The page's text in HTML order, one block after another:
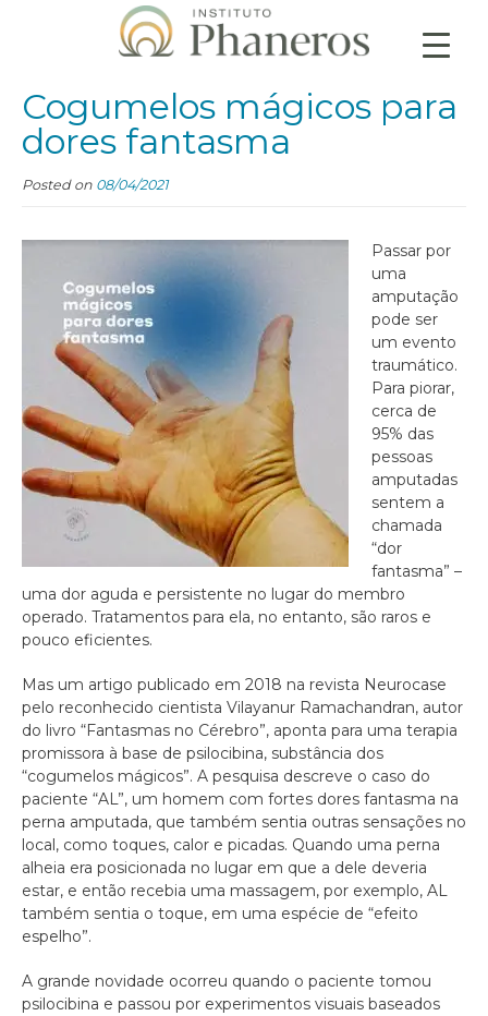
Cogumelos mágicos para
dores fantasma
Posted on 08/04/2021
Passar por
uma
amputação
pode ser
um evento
traumático.
Para piorar,
cerca de
95% das
pessoas
amputadas
sentem a
chamada
“dor
fantasma” –
uma dor aguda e persistente no lugar do membro
operado. Tratamentos para ela, no entanto, são raros e
pouco eficientes.
Mas um artigo publicado em 2018 na revista Neurocase
pelo reconhecido cientista Vilayanur Ramachandran, autor
do livro “Fantasmas no Cérebro”, aponta para uma terapia
promissora à base de psilocibina, substância dos
“cogumelos mágicos”. A pesquisa descreve o caso do
paciente “AL”, um homem com fortes dores fantasma na
perna amputada, que também sentia outras sensações no
local, como toques, calor e picadas. Quando uma perna
alheia era posicionada no lugar em que a dele deveria
estar, e então recebia uma massagem, por exemplo, AL
também sentia o toque, em uma espécie de “efeito
espelho”.
A grande novidade ocorreu quando o paciente tomou
psilocibina e passou por experimentos visuais baseados